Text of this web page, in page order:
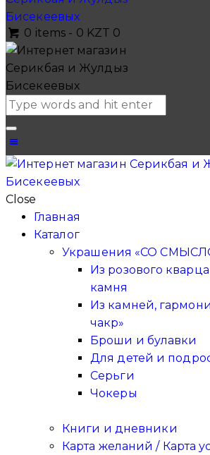
0 items - 0 KZT 0
Close
Главная
Каталог
Украшения «СО
Из розового
камня
Из камней,
чакр»
Броши и булавки
Для детей и
Серьги
Чокеры
Книги и дневники
Карта желаний / Карта